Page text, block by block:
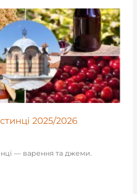
2025/2026
— варення та джеми.